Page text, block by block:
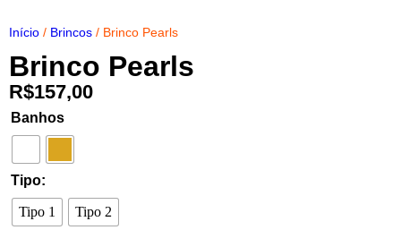
Início / Brincos / Brinco Pearls
Brinco Pearls
R$157,00
Banhos
Tipo:
Tipo 1 Tipo 2